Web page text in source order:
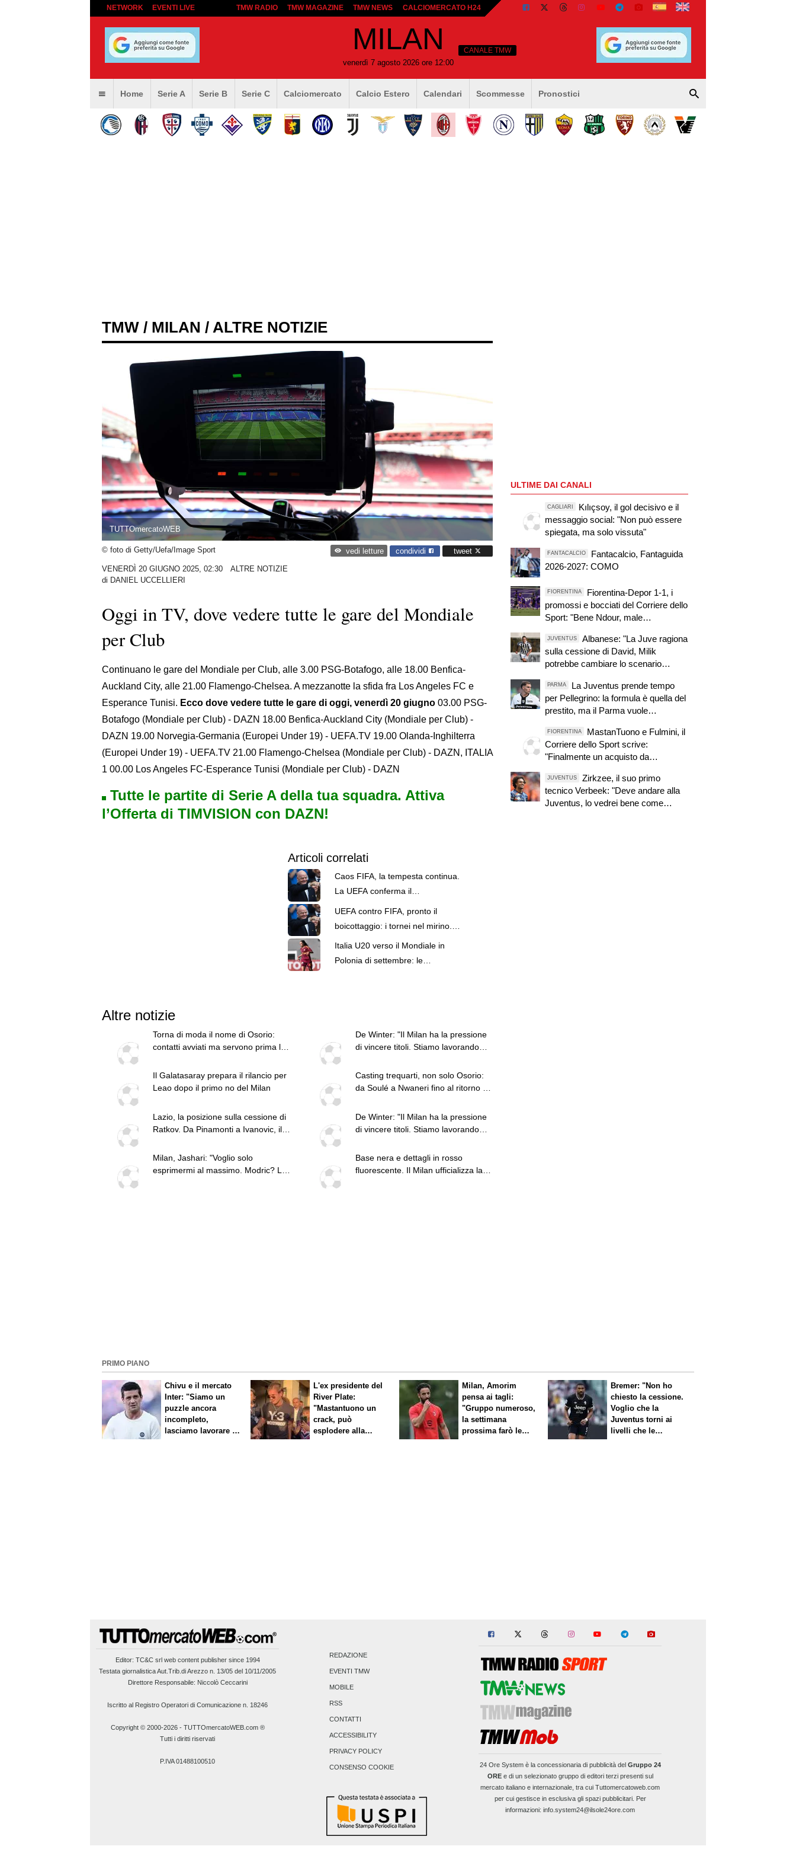
NETWORK EVENTI LIVE TMW RADIO TMW MAGAZINE TMW NEWS CALCIOMERCATO H24
MILAN
venerdì 7 agosto 2026 ore 12:00
CANALE TMW
Home Serie A Serie B Serie C Calciomercato Calcio Estero Calendari Scommesse Pronostici
TMW / MILAN / ALTRE NOTIZIE
TUTTOmercatoWEB
© foto di Getty/Uefa/Image Sport vedi letture condividi tweet
VENERDÌ 20 GIUGNO 2025, 02:30
ALTRE NOTIZIE
di DANIEL UCCELLIERI
Oggi in TV, dove vedere tutte le gare del Mondiale
per Club
Continuano le gare del Mondiale per Club, alle 3.00 PSG-Botafogo, alle 18.00 Benfica-
Auckland City, alle 21.00 Flamengo-Chelsea. A mezzanotte la sfida fra Los Angeles FC e
Esperance Tunisi. Ecco dove vedere tutte le gare di oggi, venerdì 20 giugno 03.00 PSG-
Botafogo (Mondiale per Club) - DAZN 18.00 Benfica-Auckland City (Mondiale per Club) -
DAZN 19.00 Norvegia-Germania (Europei Under 19) - UEFA.TV 19.00 Olanda-Inghilterra
(Europei Under 19) - UEFA.TV 21.00 Flamengo-Chelsea (Mondiale per Club) - DAZN, ITALIA
1 00.00 Los Angeles FC-Esperance Tunisi (Mondiale per Club) - DAZN
Tutte le partite di Serie A della tua squadra. Attiva
l’Offerta di TIMVISION con DAZN!
Articoli correlati
Caos FIFA, la tempesta continua.
La UEFA conferma il
UEFA contro FIFA, pronto il
boicottaggio: i tornei nel mirino. E
la posizione dell'Italia
Italia U20 verso il Mondiale in
Polonia di settembre: le
Altre notizie
Torna di moda il nome di Osorio:
contatti avviati ma servono prima le
De Winter: "Il Milan ha la pressione
di vincere titoli. Stiamo lavorando
Il Galatasaray prepara il rilancio per
Leao dopo il primo no del Milan
Casting trequarti, non solo Osorio:
da Soulé a Nwaneri fino al ritorno di
Lazio, la posizione sulla cessione di
Ratkov. Da Pinamonti a Ivanovic, il
De Winter: "Il Milan ha la pressione
di vincere titoli. Stiamo lavorando
Milan, Jashari: "Voglio solo
esprimermi al massimo. Modric? La
Base nera e dettagli in rosso
fluorescente. Il Milan ufficializza la
ULTIME DAI CANALI
CAGLIARI
Kılıçsoy, il gol decisivo e il
messaggio social: "Non può essere
spiegata, ma solo vissuta"
FANTACALCIO
Fantacalcio, Fantaguida
2026-2027: COMO
FIORENTINA
Fiorentina-Depor 1-1, i
promossi e bocciati del Corriere dello
Sport: "Bene Ndour, male
JUVENTUS
Albanese: "La Juve ragiona
sulla cessione di David, Milik
potrebbe cambiare lo scenario
PARMA
La Juventus prende tempo
per Pellegrino: la formula è quella del
prestito, ma il Parma vuole
FIORENTINA
MastanTuono e Fulmini, il
Corriere dello Sport scrive:
"Finalmente un acquisto da
JUVENTUS
Zirkzee, il suo primo
tecnico Verbeek: "Deve andare alla
Juventus, lo vedrei bene come
PRIMO PIANO
Chivu e il mercato
Inter: "Siamo un
puzzle ancora
incompleto,
lasciamo lavorare i
L'ex presidente del
River Plate:
"Mastantuono un
crack, può
esplodere alla
Milan, Amorim
pensa ai tagli:
"Gruppo numeroso,
la settimana
prossima farò le
Bremer: "Non ho
chiesto la cessione.
Voglio che la
Juventus torni ai
livelli che le
Editor: TC&C srlweb content publisher since 1994
Testata giornalistica Aut.Trib.di Arezzo n. 13/05 del 10/11/2005
Direttore Responsabile: Niccolò Ceccarini
Iscritto al Registro Operatori di Comunicazione n. 18246
Copyright © 2000-2026- TUTTOmercatoWEB.com ®
Tutti i diritti riservati
P.IVA 01488100510
REDAZIONE
EVENTI TMW
MOBILE
RSS
CONTATTI
ACCESSIBILITY
PRIVACY POLICY
CONSENSO COOKIE 24 Ore Systemè la concessionaria di pubblicità del Gruppo 24
OREe di un selezionato gruppo di editori terzi presenti sul
mercato italiano e internazionale, tra cui Tuttomercatoweb.com
per cui gestisce in esclusiva gli spazi pubblicitari. Per
informazioni: info.system24@ilsole24ore.com